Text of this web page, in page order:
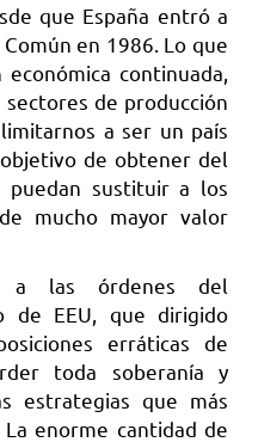
que España entró a
en 1986. Lo que
continuada,
de producción
a ser un país
de obtener del
puedan sustituir a los
mucho mayor valor
a las órdenes del
de EEU, que dirigido
erráticas de
toda soberanía y
estrategias que más
enorme cantidad de